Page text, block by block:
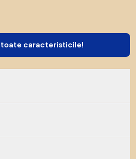
toate caracteristicile!